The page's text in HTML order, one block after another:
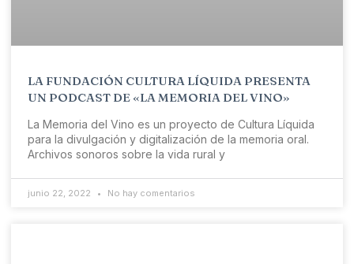
LA FUNDACIÓN CULTURA LÍQUIDA PRESENTA
UN PODCAST DE «LA MEMORIA DEL VINO»
La Memoria del Vino es un proyecto de Cultura Líquida
para la divulgación y digitalización de la memoria oral.
Archivos sonoros sobre la vida rural y
junio 22, 2022 No hay comentarios